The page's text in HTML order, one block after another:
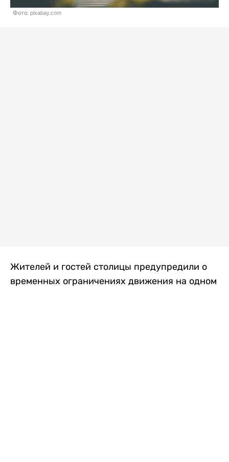
Фото: pixabay.com
Жителей и гостей столицы предупредили о
временных ограничениях движения на одном